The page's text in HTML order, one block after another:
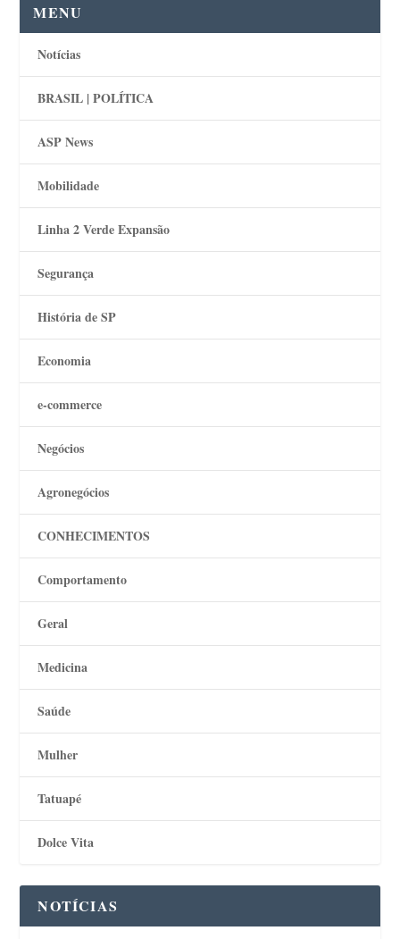
MENU
Notícias
BRASIL | POLÍTICA
ASP News
Mobilidade
Linha 2 Verde Expansão
Segurança
História de SP
Economia
e-commerce
Negócios
Agronegócios
CONHECIMENTOS
Comportamento
Geral
Medicina
Saúde
Mulher
Tatuapé
Dolce Vita
NOTÍCIAS